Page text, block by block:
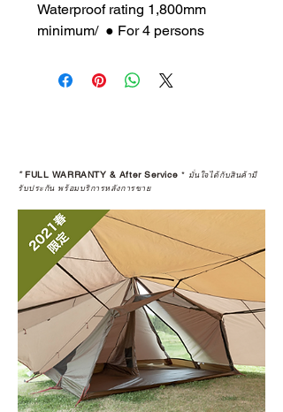
Waterproof rating 1,800mm
minimum/ ● For 4 persons
*FULL WARRANTY & After Service * มั่นใจได้กับสินค้ามี
รับประกัน พร้อมบริการหลังการขาย